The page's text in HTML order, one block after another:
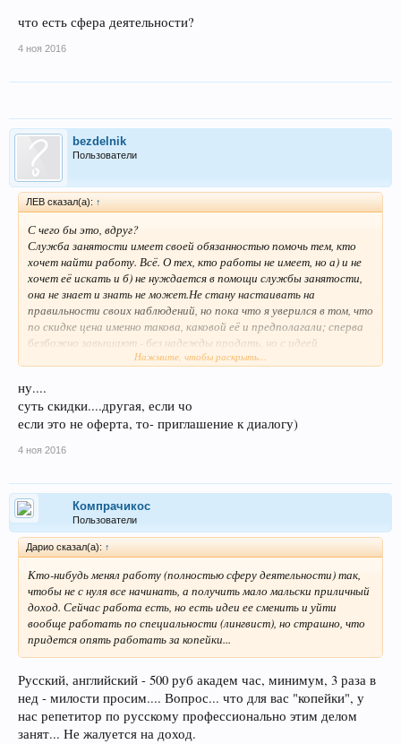
что есть сфера деятельности?
4 ноя 2016
bezdelnik
Пользователи
ЛEB сказал(а): ↑
С чего бы это, вдруг?
Служба занятости имеет своей обязанностью помочь тем, кто
хочет найти работу. Всё. О тех, кто работы не имеет, но а) и не
хочет её искать и б) не нуждается в помощи службы занятости,
она не знает и знать не может.Не стану настаивать на
правильности своих наблюдений, но пока что я уверился в том, что
по скидке цена именно такова, каковой её и предполагали; сперва
безбожно завышают - без надежды продать, но с идеей
ошеломить и приучить к. А потом - снижают до приемлемых
Для КНР официальные данные - это как высочайше укажет
соответствующий лидер; из своих и КНРовских соображений. А
вот цены - цены ориентируются на покупательский спрос.Лично у
Есть специальность - возьмут сразу. Нет специальности - возьмут
есть.Меньше степеней управления - только ход; нельзя отвернуть.
Да и движение задним ходом затруднено - а кое-где и вообще
невозможно.
Нажмите, чтобы раскрыть...
ну....
суть скидки....другая, если чо
если это не оферта, то- приглашение к диалогу)
4 ноя 2016
Компрачикос
Пользователи
Дарио сказал(а): ↑
Кто-нибудь менял работу (полностью сферу деятельности) так,
чтобы не с нуля все начинать, а получить мало мальски приличный
доход. Сейчас работа есть, но есть идеи ее сменить и уйти
вообще работать по специальности (лингвист), но страшно, что
придется опять работать за копейки...
Русский, английский - 500 руб академ час, минимум, 3 раза в
нед - милости просим.... Вопрос... что для вас "копейки", у
нас репетитор по русскому профессионально этим делом
занят... Не жалуется на доход.